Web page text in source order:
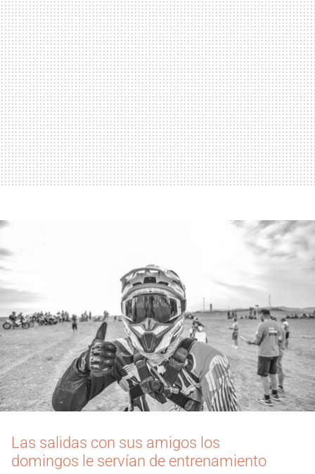
Las salidas con sus amigos los
domingos le servían de entrenamiento